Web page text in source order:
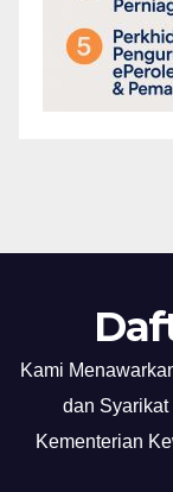
Kami
dan Syarikat
Kementerian